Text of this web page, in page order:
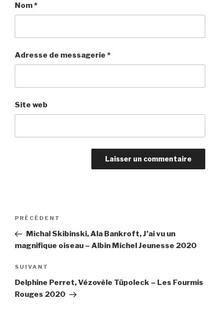
Nom*
Adresse de messagerie *
Site web
Navigation
l’article
Article
précédent
PRÉCÉDENT
Michal Skibinski, Ala Bankroft, J’ai vu un
magnifique oiseau – Albin Michel Jeunesse 2020
Article
suivant
SUIVANT
Delphine Perret, Vézovèle Tüpoleck – Les Fourmis
Rouges 2020